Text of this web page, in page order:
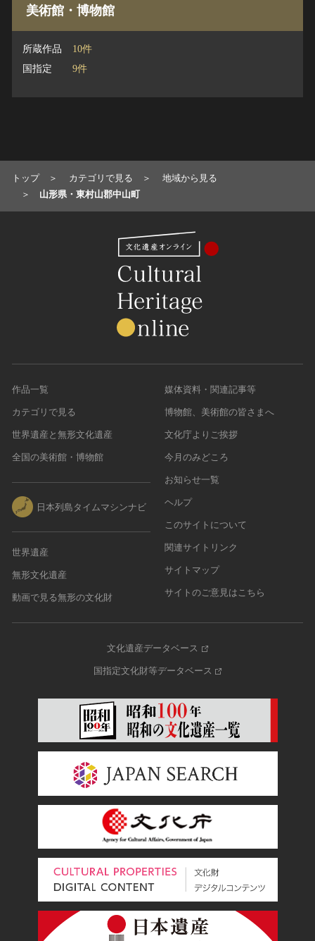
美術館・博物館
所蔵作品
10件
国指定
9件
トップ カテゴリで見る
地域から見る
山形県・東村山郡中山町
作品一覧
カテゴリで見る
世界遺産と無形文化遺産
全国の美術館・博物館
日本列島タイムマシンナビ
世界遺産
無形文化遺産
動画で見る無形の文化財
媒体資料・関連記事等
博物館、美術館の皆さまへ
文化庁よりご挨拶
今月のみどころ
お知らせ一覧
ヘルプ
このサイトについて
関連サイトリンク
サイトマップ
サイトのご意見はこちら
文化遺産データベース
国指定文化財等データベース